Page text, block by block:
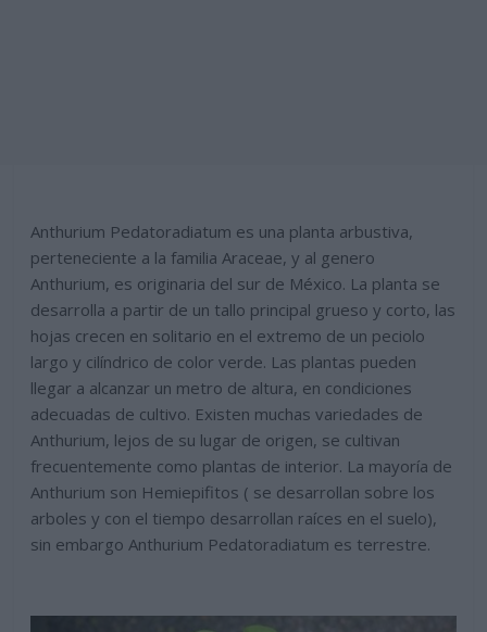
Anthurium Pedatoradiatum es una planta arbustiva,
perteneciente a la familia Araceae, y al genero
Anthurium, es originaria del sur de México. La planta se
desarrolla a partir de un tallo principal grueso y corto, las
hojas crecen en solitario en el extremo de un peciolo
largo y cilíndrico de color verde. Las plantas pueden
llegar a alcanzar un metro de altura, en condiciones
adecuadas de cultivo. Existen muchas variedades de
Anthurium, lejos de su lugar de origen, se cultivan
frecuentemente como plantas de interior. La mayoría de
Anthurium son Hemiepifitos ( se desarrollan sobre los
arboles y con el tiempo desarrollan raíces en el suelo),
sin embargo Anthurium Pedatoradiatum es terrestre.